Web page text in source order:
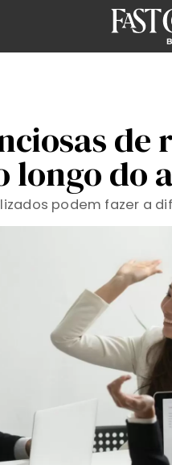
de
longo do
podem fazer a